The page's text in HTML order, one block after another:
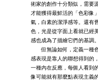
術家的創作十分類似，需要
才能獲得最鮮活的「色彩像
氣，白素的潔淨感等。還有
色，光是從字面上看就已經
感也成為了描繪它們的基調。
但無論如何，定義一種色
感表現是靠人的聯想得到的
一種內在反應，每個人看到
像可能就有那麼點表現主義